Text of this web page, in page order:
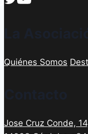
Quiénes Somos
Jose Cruz Conde,